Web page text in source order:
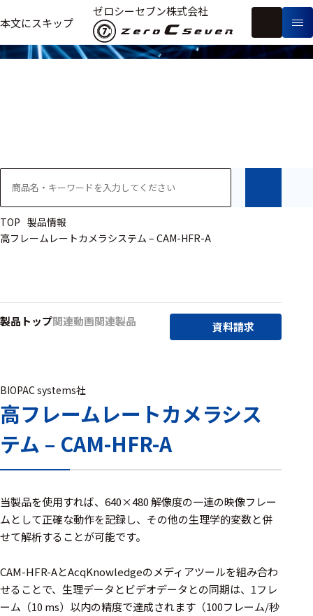
本文にスキップ
ゼロシーセブン株式会社
製
生
体
信
ー
フ
リ
ー
ワ
研究用
ヒト・人
動物
アクセ
ワイヤレス・無
線対応
システム・周辺
構成
装置本体
デバイス
製品情報
TOP 製品情報
高フレームレートカメラシステム – CAM-HFR-A
製品トップ関連動画関連製品 資料請求
BIOPAC systems社
高フレームレートカメラシス
テム – CAM-HFR-A
当製品を使用すれば、640×480 解像度の一連の映像フレー
ムとして正確な動作を記録し、その他の生理学的変数と併
せて解析することが可能です。
CAM-HFR-AとAcqKnowledgeのメディアツールを組み合わ
せることで、生理データとビデオデータとの同期は、1フレ
ーム（10 ms）以内の精度で達成されます（100フレーム/秒